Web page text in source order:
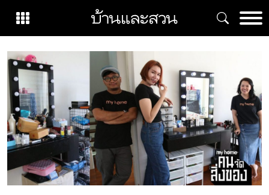
content